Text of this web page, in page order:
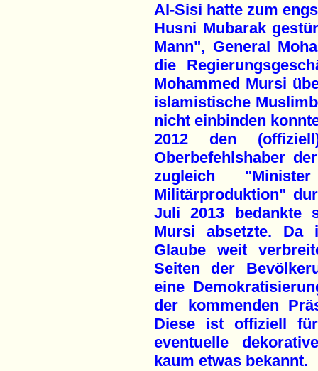
Al-Sisi hatte zum
Husni Mubarak
Mann", General
die
Mohammed Mursi
islamistische
nicht einbinden
2012 den
Oberbefehlshaber
zugleich
Militärproduktion"
Juli 2013 bedankte
Mursi absetzte.
Glaube weit
Seiten der
eine
der kommenden
Diese ist offiziell
eventuelle
kaum etwas bekannt.